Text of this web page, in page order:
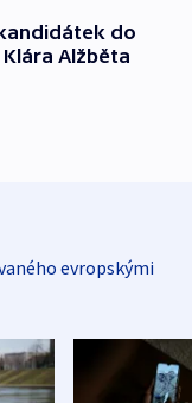
do
Alžběta
evropskými